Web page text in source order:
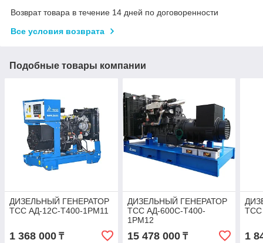
Возврат товара в течение 14 дней по договоренности
Все условия возврата
Подобные товары компании
ДИЗЕЛЬНЫЙ ГЕНЕРАТОР
ТСС АД-12С-Т400-1РМ11
1 368 000 ₸
ДИЗЕЛЬНЫЙ ГЕНЕРАТОР
ТСС АД-600С-Т400-
1РМ12
15 478 000₸
ТСС
1